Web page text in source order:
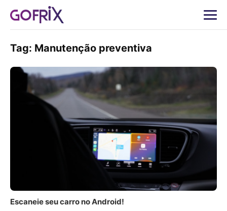
Tag: Manutenção preventiva
Escaneie seu carro no Android!